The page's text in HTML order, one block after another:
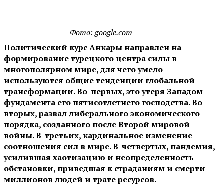
Фото: google.com
Политический курс Анкары направлен на
формирование турецкого центра силы в
многополярном мире, для чего умело
используются общие тенденции глобальной
трансформации. Во-первых, это утеря Западом
фундамента его пятисотлетнего господства. Во-
вторых, развал либерального экономического
порядка, созданного после Второй мировой
войны. В-третьих, кардинальное изменение
соотношения сил в мире. В-четвертых, пандемия,
усилившая хаотизацию и неопределенность
обстановки, приведшая к страданиям и смерти
миллионов людей и трате ресурсов.